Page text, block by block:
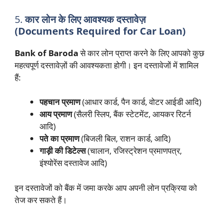
5.कार लोन के लिए आवश्यक दस्तावेज़
(Documents Required for Car Loan)
Bank of Barodaसे कार लोन प्राप्त करने के लिए आपको कुछ
महत्वपूर्ण दस्तावेज़ों की आवश्यकता होगी। इन दस्तावेजों में शामिल
हैं:
पहचान प्रमाण(आधार कार्ड, पैन कार्ड, वोटर आईडी आदि)
आय प्रमाण(सैलरी स्लिप, बैंक स्टेटमेंट, आयकर रिटर्न
आदि)
पते का प्रमाण(बिजली बिल, राशन कार्ड, आदि)
गाड़ी की डिटेल्स(चालान, रजिस्ट्रेशन प्रमाणपत्र,
इंश्योरेंस दस्तावेज आदि)
इन दस्तावेजों को बैंक में जमा करके आप अपनी लोन प्रक्रिया को
तेज कर सकते हैं।